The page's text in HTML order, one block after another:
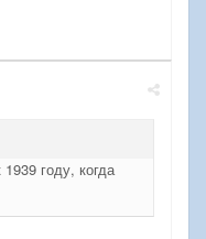
году, когда